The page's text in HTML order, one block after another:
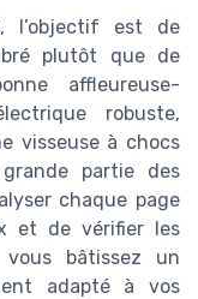
l’objectif est de
plutôt que de
affleureuse-
robuste,
visseuse à chocs
partie des
chaque page
et de vérifier les
bâtissez un
adapté à vos